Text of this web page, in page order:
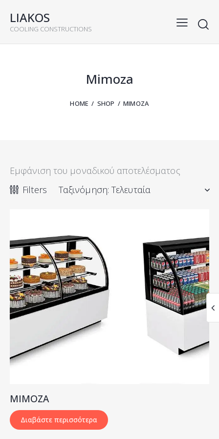
LIAKOS
COOLING CONSTRUCTIONS
Mimoza
HOME SHOP MIMOZA
Εμφάνιση του μοναδικού αποτελέσματος
Filters
MIMOZA
Διαβάστε περισσότερα